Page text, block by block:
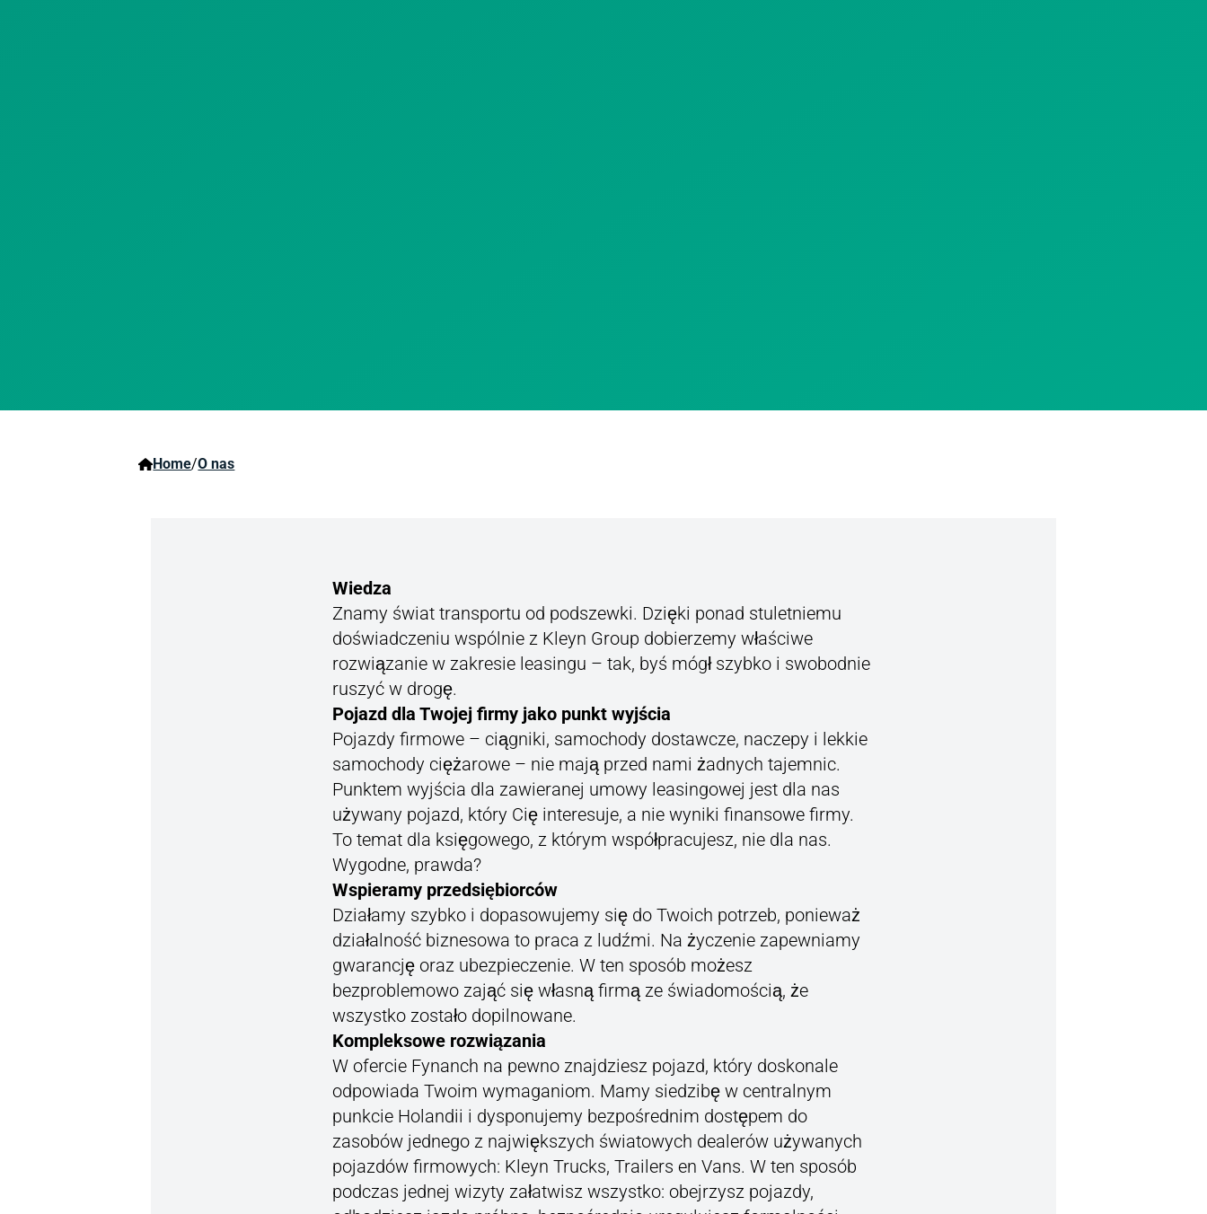
Home/O nas
Wiedza
Znamy świat transportu od podszewki. Dzięki ponad stuletniemu
doświadczeniu wspólnie z Kleyn Group dobierzemy właściwe
rozwiązanie w zakresie leasingu – tak, byś mógł szybko i swobodnie
ruszyć w drogę.
Pojazd dla Twojej firmy jako punkt wyjścia
Pojazdy firmowe – ciągniki, samochody dostawcze, naczepy i lekkie
samochody ciężarowe – nie mają przed nami żadnych tajemnic.
Punktem wyjścia dla zawieranej umowy leasingowej jest dla nas
używany pojazd, który Cię interesuje, a nie wyniki finansowe firmy.
To temat dla księgowego, z którym współpracujesz, nie dla nas.
Wygodne, prawda?
Wspieramy przedsiębiorców
Działamy szybko i dopasowujemy się do Twoich potrzeb, ponieważ
działalność biznesowa to praca z ludźmi. Na życzenie zapewniamy
gwarancję oraz ubezpieczenie. W ten sposób możesz
bezproblemowo zająć się własną firmą ze świadomością, że
wszystko zostało dopilnowane.
Kompleksowe rozwiązania
W ofercie Fynanch na pewno znajdziesz pojazd, który doskonale
odpowiada Twoim wymaganiom. Mamy siedzibę w centralnym
punkcie Holandii i dysponujemy bezpośrednim dostępem do
zasobów jednego z największych światowych dealerów używanych
pojazdów firmowych: Kleyn Trucks, Trailers en Vans. W ten sposób
podczas jednej wizyty załatwisz wszystko: obejrzysz pojazdy,